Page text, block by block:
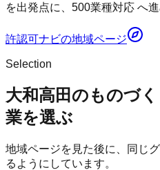
を出発点に、500業種対応 へ
許認可ナビの地域ページ
Selection
大和高田のものづ
業を選ぶ
地域ページを見た後に、同じ
るようにしています。